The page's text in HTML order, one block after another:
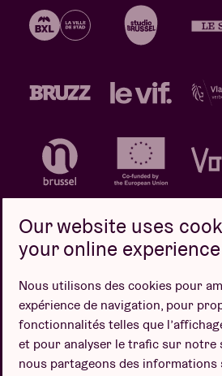
Politique de confidentialité
Conditions de
Design par
Our website uses
your online experience
Nous utilisons des cookies pour
expérience de navigation, pour
fonctionnalités telles que
et pour analyser le trafic sur notre
nous partageons des